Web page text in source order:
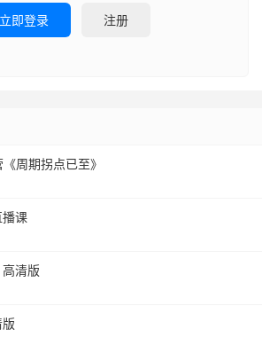
立即登录 注册
周期拐点已至》
播课
清版